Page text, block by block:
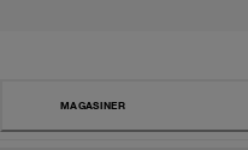
MAGASINER